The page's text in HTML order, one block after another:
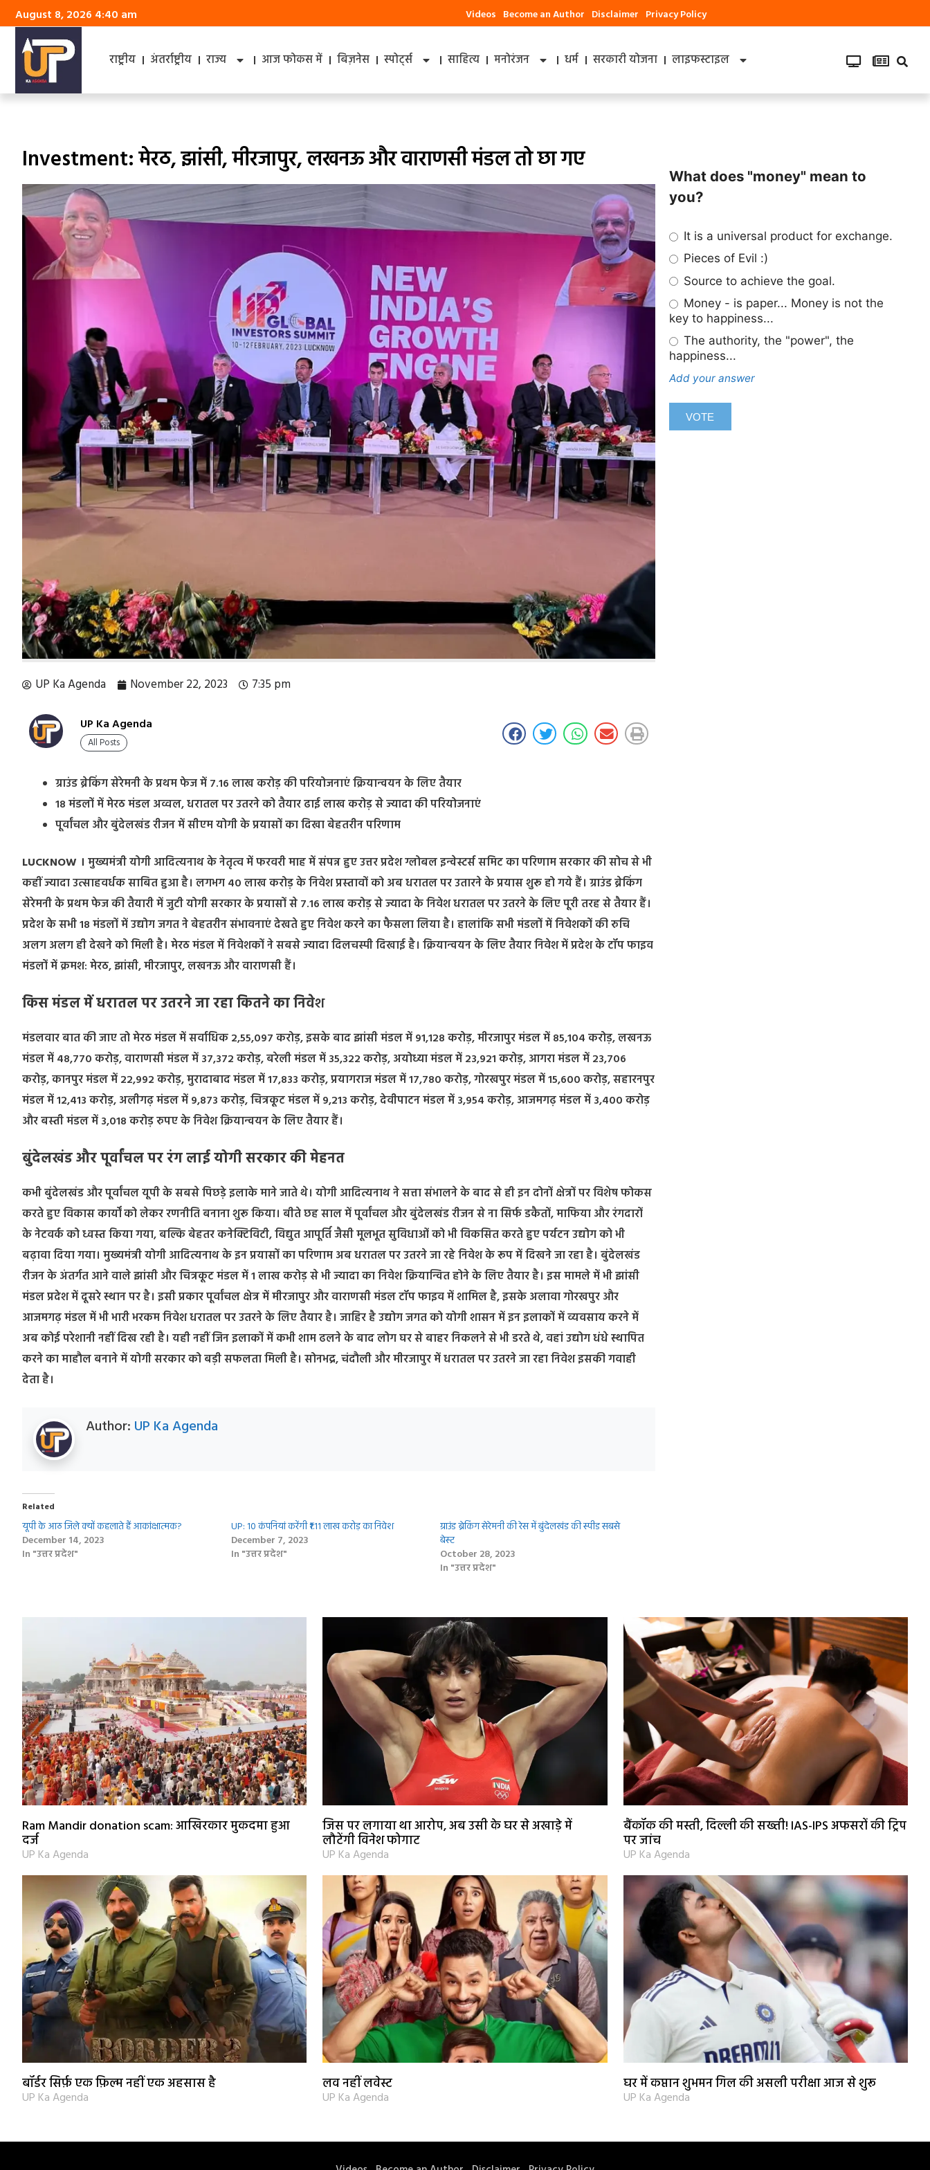
August 8, 2026 4:40 am Videos Become an Author Disclaimer Privacy Policy
राष्ट्रीय अंतर्राष्ट्रीय राज्य आज फोकस में बिज़नेस स्पोर्ट्स साहित्य मनोरंजन धर्म सरकारी योजना लाइफस्टाइल
Investment: मेरठ, झांसी, मीरजापुर, लखनऊ और वाराणसी मंडल तो छा गए
UP Ka Agenda November 22, 2023 7:35 pm
UP Ka Agenda
All Posts
ग्राउंड ब्रेकिंग सेरेमनी के प्रथम फेज में 7.16 लाख करोड़ की परियोजनाएं क्रियान्वयन के लिए तैयार
18 मंडलों में मेरठ मंडल अव्वल, धरातल पर उतरने को तैयार ढाई लाख करोड़ से ज्यादा की परियोजनाएं
पूर्वांचल और बुंदेलखंड रीजन में सीएम योगी के प्रयासों का दिखा बेहतरीन परिणाम
LUCKNOW । मुख्यमंत्री योगी आदित्यनाथ के नेतृत्व में फरवरी माह में संपन्न हुए उत्तर प्रदेश ग्लोबल इन्वेस्टर्स समिट का परिणाम सरकार की सोच से भी
कहीं ज्यादा उत्साहवर्धक साबित हुआ है। लगभग 40 लाख करोड़ के निवेश प्रस्तावों को अब धरातल पर उतारने के प्रयास शुरू हो गये हैं। ग्राउंड ब्रेकिंग
सेरेमनी के प्रथम फेज की तैयारी में जुटी योगी सरकार के प्रयासों से 7.16 लाख करोड़ से ज्यादा के निवेश धरातल पर उतरने के लिए पूरी तरह से तैयार हैं।
प्रदेश के सभी 18 मंडलों में उद्योग जगत ने बेहतरीन संभावनाएं देखते हुए निवेश करने का फैसला लिया है। हालांकि सभी मंडलों में निवेशकों की रुचि
अलग अलग ही देखने को मिली है। मेरठ मंडल में निवेशकों ने सबसे ज्यादा दिलचस्पी दिखाई है। क्रियान्वयन के लिए तैयार निवेश में प्रदेश के टॉप फाइव
मंडलों में क्रमश: मेरठ, झांसी, मीरजापुर, लखनऊ और वाराणसी हैं।
किस मंडल में धरातल पर उतरने जा रहा कितने का निवेश
मंडलवार बात की जाए तो मेरठ मंडल में सर्वाधिक 2,55,097 करोड़, इसके बाद झांसी मंडल में 91,128 करोड़, मीरजापुर मंडल में 85,104 करोड़, लखनऊ
मंडल में 48,770 करोड़, वाराणसी मंडल में 37,372 करोड़, बरेली मंडल में 35,322 करोड़, अयोध्या मंडल में 23,921 करोड़, आगरा मंडल में 23,706
करोड़, कानपुर मंडल में 22,992 करोड़, मुरादाबाद मंडल में 17,833 करोड़, प्रयागराज मंडल में 17,780 करोड़, गोरखपुर मंडल में 15,600 करोड़, सहारनपुर
मंडल में 12,413 करोड़, अलीगढ़ मंडल में 9,873 करोड़, चित्रकूट मंडल में 9,213 करोड़, देवीपाटन मंडल में 3,954 करोड़, आजमगढ़ मंडल में 3,400 करोड़
और बस्ती मंडल में 3,018 करोड़ रुपए के निवेश क्रियान्वयन के लिए तैयार हैं।
बुंदेलखंड और पूर्वांचल पर रंग लाई योगी सरकार की मेहनत
कभी बुंदेलखंड और पूर्वांचल यूपी के सबसे पिछड़े इलाके माने जाते थे। योगी आदित्यनाथ ने सत्ता संभालने के बाद से ही इन दोनों क्षेत्रों पर विशेष फोकस
करते हुए विकास कार्यों को लेकर रणनीति बनाना शुरू किया। बीते छह साल में पूर्वांचल और बुंदेलखंड रीजन से ना सिर्फ डकैतों, माफिया और रंगदारों
के नेटवर्क को ध्वस्त किया गया, बल्कि बेहतर कनेक्टिविटी, विद्युत आपूर्ति जैसी मूलभूत सुविधाओं को भी विकसित करते हुए पर्यटन उद्योग को भी
बढ़ावा दिया गया। मुख्यमंत्री योगी आदित्यनाथ के इन प्रयासों का परिणाम अब धरातल पर उतरने जा रहे निवेश के रूप में दिखने जा रहा है। बुंदेलखंड
रीजन के अंतर्गत आने वाले झांसी और चित्रकूट मंडल में 1 लाख करोड़ से भी ज्यादा का निवेश क्रियान्वित होने के लिए तैयार है। इस मामले में भी झांसी
मंडल प्रदेश में दूसरे स्थान पर है। इसी प्रकार पूर्वांचल क्षेत्र में मीरजापुर और वाराणसी मंडल टॉप फाइव में शामिल है, इसके अलावा गोरखपुर और
आजमगढ़ मंडल में भी भारी भरकम निवेश धरातल पर उतरने के लिए तैयार है। जाहिर है उद्योग जगत को योगी शासन में इन इलाकों में व्यवसाय करने में
अब कोई परेशानी नहीं दिख रही है। यही नहीं जिन इलाकों में कभी शाम ढलने के बाद लोग घर से बाहर निकलने से भी डरते थे, वहां उद्योग धंधे स्थापित
करने का माहौल बनाने में योगी सरकार को बड़ी सफलता मिली है। सोनभद्र, चंदौली और मीरजापुर में धरातल पर उतरने जा रहा निवेश इसकी गवाही
देता है।
Author: UP Ka Agenda
Related
यूपी के आठ जिले क्‍यों कहलाते हैं आकांक्षात्मक?
December 14, 2023
In "उत्तर प्रदेश"
UP: 10 कंपनियां करेंगी ₹1.11 लाख करोड़ का निवेश
December 7, 2023
In "उत्तर प्रदेश"
ग्राउंड ब्रेकिंग सेरेमनी की रेस में बुंदेलखंड की स्‍पीड सबसे
बेस्‍ट
October 28, 2023
In "उत्तर प्रदेश"
What does "money" mean to
you?
It is a universal product for exchange.
Pieces of Evil :)
Source to achieve the goal.
Money - is paper... Money is not the
key to happiness...
The authority, the "power", the
happiness...
Add your answer
Ram Mandir donation scam: आखिरकार मुकदमा हुआ
दर्ज
UP Ka Agenda
जिस पर लगाया था आरोप, अब उसी के घर से अखाड़े में
लौटेंगी विनेश फोगाट
UP Ka Agenda
बैंकॉक की मस्ती, दिल्ली की सख्ती! IAS-IPS अफसरों की ट्रिप
पर जांच
UP Ka Agenda
बॉर्डर सिर्फ़ एक फ़िल्म नहीं एक अहसास है
UP Ka Agenda
लव नहीं लवेस्ट
UP Ka Agenda
घर में कप्तान शुभमन गिल की असली परीक्षा आज से शुरू
UP Ka Agenda